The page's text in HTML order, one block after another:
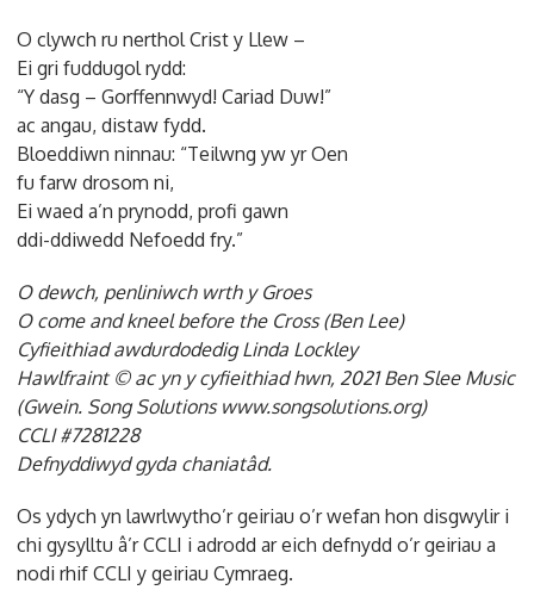
O clywch ru nerthol Crist y Llew –
Ei gri fuddugol rydd:
“Y dasg – Gorffennwyd! Cariad Duw!”
ac angau, distaw fydd.
Bloeddiwn ninnau: “Teilwng yw yr Oen
fu farw drosom ni,
Ei waed a’n prynodd, profi gawn
ddi-ddiwedd Nefoedd fry.”
O dewch, penliniwch wrth y Groes
O come and kneel before the Cross (Ben Lee)
Cyfieithiad awdurdodedig Linda Lockley
Hawlfraint © ac yn y cyfieithiad hwn, 2021 Ben Slee Music
(Gwein. Song Solutions www.songsolutions.org)
CCLI #7281228
Defnyddiwyd gyda chaniatâd.
Os ydych yn lawrlwytho’r geiriau o’r wefan hon disgwylir i
chi gysylltu â’r CCLI i adrodd ar eich defnydd o’r geiriau a
nodi rhif CCLI y geiriau Cymraeg.